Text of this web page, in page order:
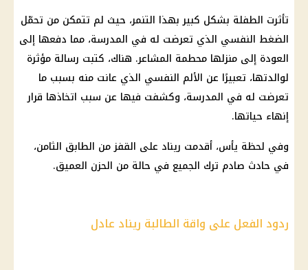
تأثرت الطفلة بشكل كبير بهذا التنمر، حيث لم تتمكن من تحمّل
الضغط النفسي الذي تعرضت له في المدرسة، مما دفعها إلى
العودة إلى منزلها محطمة المشاعر. هناك، كتبت رسالة مؤثرة
لوالدتها، تعبيرًا عن الألم النفسي الذي عانت منه بسبب ما
تعرضت له في المدرسة، وكشفت فيها عن سبب اتخاذها قرار
إنهاء حياتها.
وفي لحظة يأس، أقدمت ريناد على القفز من الطابق الثامن،
في حادث صادم ترك الجميع في حالة من الحزن العميق.
ردود الفعل على واقة الطالبة ريناد عادل